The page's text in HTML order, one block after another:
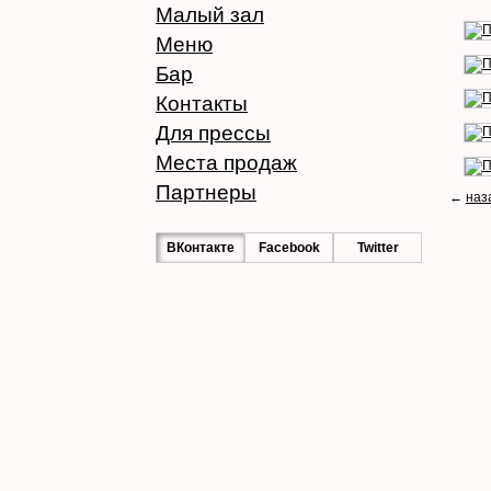
Малый зал
Меню
Бар
Контакты
Для прессы
Места продаж
Партнеры
ВКонтакте Facebook Twitter
←